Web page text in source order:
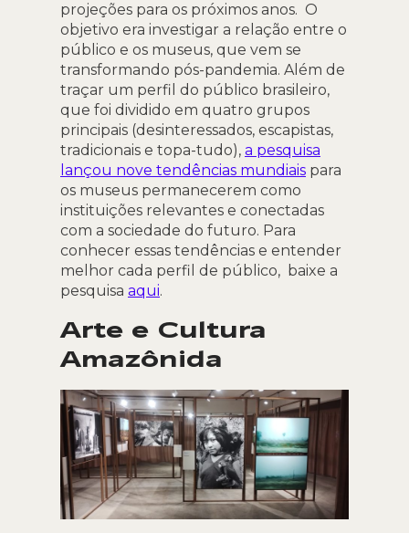
projeções para os próximos anos. O
objetivo era investigar a relação entre o
público e os museus, que vem se
transformando pós-pandemia. Além de
traçar um perfil do público brasileiro,
que foi dividido em quatro grupos
principais (desinteressados, escapistas,
tradicionais e topa-tudo), a pesquisa
lançou nove tendências mundiais para
os museus permanecerem como
instituições relevantes e conectadas
com a sociedade do futuro. Para
conhecer essas tendências e entender
melhor cada perfil de público, baixe a
pesquisa aqui.
Arte e Cultura
Amazônida